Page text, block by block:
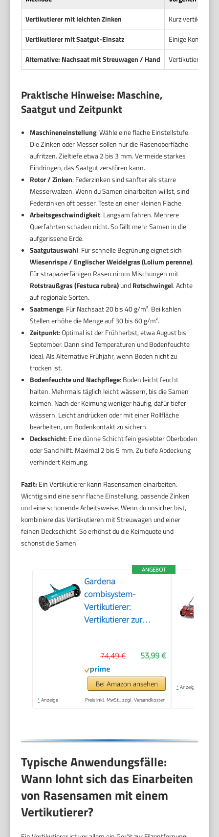
Vertikutierer mit leichten Zinken
Kurz
Vertikutierer mit Saatgut-Einsatz
Einige
Alternative: Nachsaat mit Streuwagen / Hand
Vertikutieren
Praktische Hinweise: Maschine,
Saatgut und Zeitpunkt
Maschineneinstellung: Wähle eine flache Einstellstufe.
Die Zinken oder Messer sollen nur die Rasenoberfläche
aufritzen. Zieltiefe etwa 2 bis 3 mm. Vermeide starkes
Eindringen, das Saatgut zerstören kann.
Rotor / Zinken: Federzinken sind sanfter als starre
Messerwalzen. Wenn du Samen einarbeiten willst, sind
Federzinken oft besser. Teste an einer kleinen Fläche.
Arbeitsgeschwindigkeit: Langsam fahren. Mehrere
Querfahrten schaden nicht. So fällt mehr Samen in die
aufgerissene Erde.
Saatgutauswahl: Für schnelle Begrünung eignet sich
Wiesenrispe / Englischer Weidelgras (Lolium perenne).
Für strapazierfähigen Rasen nimm Mischungen mit
Rotstraußgras (Festuca rubra)undRotschwingel. Achte
auf regionale Sorten.
Saatmenge: Für Nachsaat 20 bis 40 g/m². Bei kahlen
Stellen erhöhe die Menge auf 30 bis 60 g/m².
Zeitpunkt: Optimal ist der Frühherbst, etwa August bis
September. Dann sind Temperaturen und Bodenfeuchte
ideal. Als Alternative Frühjahr, wenn Boden nicht zu
trocken ist.
Bodenfeuchte und Nachpflege: Boden leicht feucht
halten. Mehrmals täglich leicht wässern, bis die Samen
keimen. Nach der Keimung weniger häufig, dafür tiefer
wässern. Leicht andrücken oder mit einer Rollfläche
bearbeiten, um Bodenkontakt zu sichern.
Deckschicht: Eine dünne Schicht fein gesiebter Oberboden
oder Sand hilft. Maximal 2 bis 5 mm. Zu tiefe Abdeckung
verhindert Keimung.
Fazit: Ein Vertikutierer kann Rasensamen einarbeiten.
Wichtig sind eine sehr flache Einstellung, passende Zinken
und eine schonende Arbeitsweise. Wenn du unsicher bist,
kombiniere das Vertikutieren mit Streuwagen und einer
feinen Deckschicht. So erhöhst du die Keimquote und
schonst die Samen.
ANGEBOT
Gardena
combisystem-
Vertikutierer:
Vertikutierer zur
Rasenfilz, 32 cm
Arbeitsbreite, mit
robusten Rädern und
Hubachse zum
53,99 €
74,49 €
Bei Amazon ansehen
* Anzeige Preis inkl. MwSt., zzgl. Versandkosten
* Anzeige
Typische Anwendungsfälle:
Wann lohnt sich das Einarbeiten
von Rasensamen mit einem
Vertikutierer?